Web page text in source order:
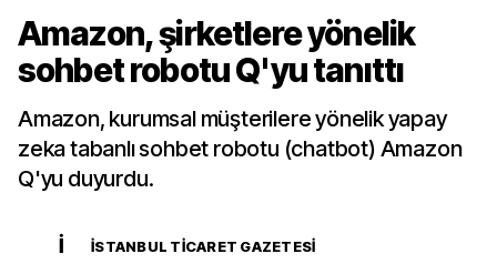
Amazon, şirketlere yönelik
sohbet robotu Q'yu tanıttı
Amazon, kurumsal müşterilere yönelik yapay
zeka tabanlı sohbet robotu (chatbot) Amazon
Q'yu duyurdu.
İ İSTANBUL TICARET GAZETESI